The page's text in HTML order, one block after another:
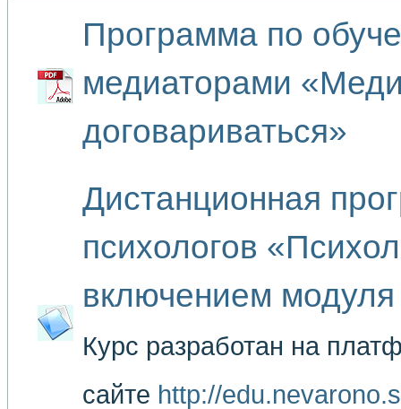
Программа по
медиаторами
договариваться»
Дистанционная
психологов
включением
Курс разработан на
сайте http://